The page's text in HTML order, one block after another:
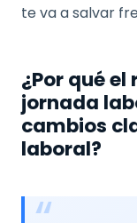
te va a salvar
¿Por qué
jornada
cambios
laboral?